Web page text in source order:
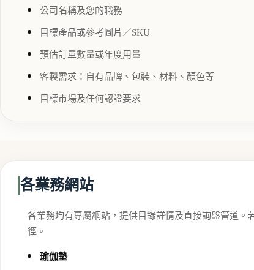
公司名稱及您的職務
目標產品或參考圖片／SKU
預估訂單數量或年度用量
客製需求：自有品牌、包裝、材料、顏色等
目標市場及任何認證要求
各業務網站
各業務均有專屬網站，提供目錄詳情及直接詢盤管道
徑。
瑜伽墊